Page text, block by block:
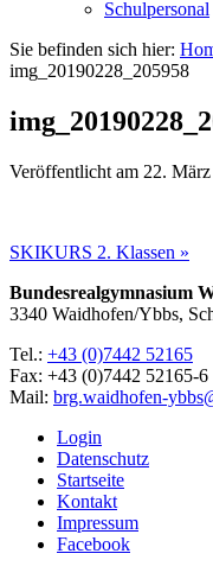
Schulpersonal
Sie befinden sich hier:
img_20190228_205958
Veröffentlicht am 22.
SKIKURS 2. Klassen »
Bundesrealgymnasium
3340 Waidhofen/Ybbs,
Tel.: +43 (0)7442 52165
Fax: +43 (0)7442 52165-6
Mail: brg.waidhofen-
Login
Datenschutz
Startseite
Kontakt
Impressum
Facebook